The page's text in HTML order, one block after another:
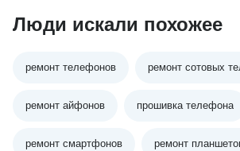
Люди искали похожее
ремонт телефонов ремонт сотовых
ремонт айфонов прошивка телефона
ремонт смартфонов ремонт